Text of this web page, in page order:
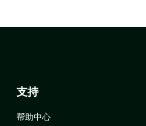
支持
帮助中心